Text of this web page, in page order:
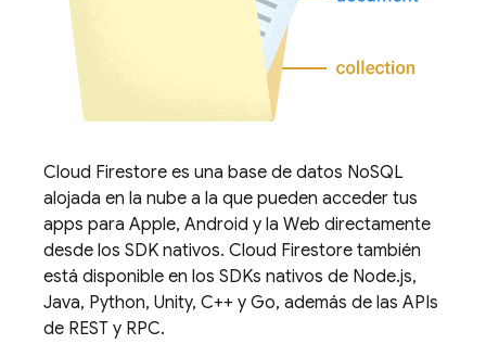
Cloud Firestore es una base de datos NoSQL
alojada en la nube a la que pueden acceder tus
apps para Apple, Android y la Web directamente
desde los SDK nativos. Cloud Firestore también
está disponible en los SDKs nativos de Node.js,
Java, Python, Unity, C++ y Go, además de las APIs
de REST y RPC.